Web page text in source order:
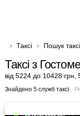
Таксі Пошук таксі
Таксі з
від 5224 до 10428 грн
Знайдено 5 служб таксі